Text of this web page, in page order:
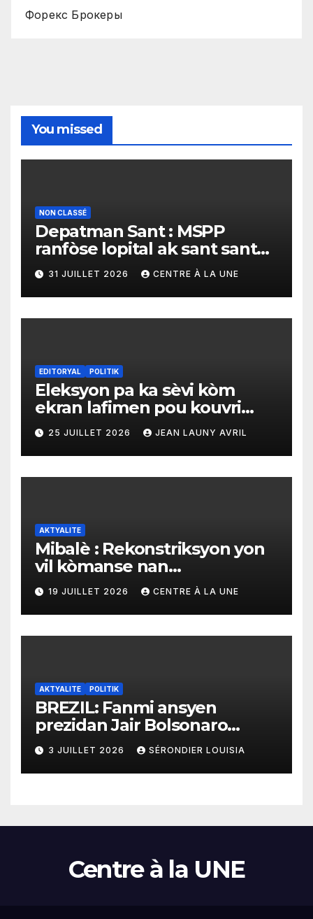
Форекс Брокеры
You missed
NON CLASSÉ
Depatman Sant : MSPP
ranfòse lopital ak sant sante
yo ak yon enpòtan kagezon
materyèl medikal
31 JUILLET 2026 CENTRE À LA UNE
EDITORYAL POLITIK
Eleksyon pa ka sèvi kòm
ekran lafimen pou kouvri
echèk tranzisyon an
25 JUILLET 2026 JEAN LAUNY AVRIL
AKTYALITE
Mibalè : Rekonstriksyon yon
vil kòmanse nan
rekonstriksyon lespri moun
yo
19 JUILLET 2026 CENTRE À LA UNE
AKTYALITE POLITIK
BREZIL: Fanmi ansyen
prezidan Jair Bolsonaro
mande gouvènman
ameriken an ogmante taks
sou tout pwodui Brezil ap
3 JUILLET 2026 SÉRONDIER LOUISIA
Centre à la UNE